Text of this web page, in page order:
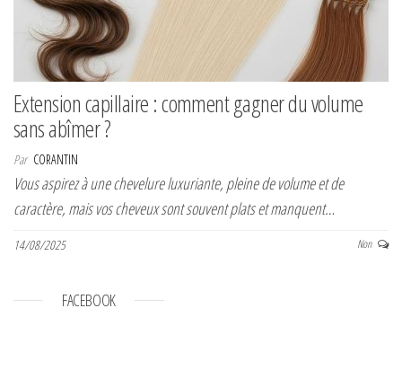
Extension capillaire : comment gagner du volume
sans abîmer ?
Par CORANTIN
Vous aspirez à une chevelure luxuriante, pleine de volume et de
caractère, mais vos cheveux sont souvent plats et manquent…
14/08/2025 Non
FACEBOOK